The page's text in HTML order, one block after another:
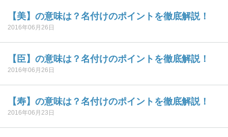
【美】の意味は？名付けのポイントを徹底解説！
2016年06月26日
【臣】の意味は？名付けのポイントを徹底解説！
2016年06月26日
【寿】の意味は？名付けのポイントを徹底解説！
2016年06月23日